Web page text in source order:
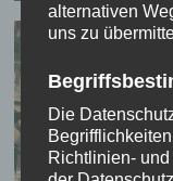
alternativen
uns zu
Die
Richtlinien-